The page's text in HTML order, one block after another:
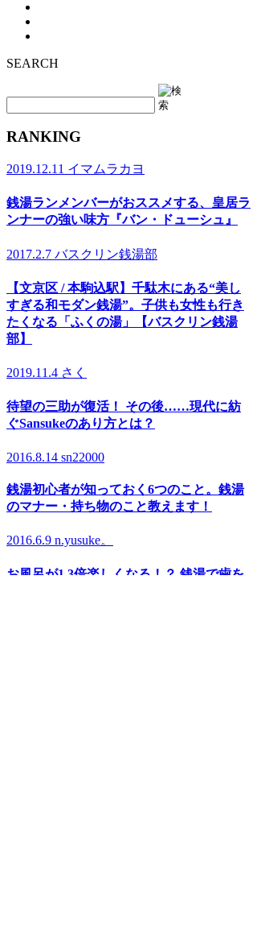
SEARCH
RANKING
2019.12.11 イマムラカヨ
銭湯ランメンバーがおススメする、皇居ラ
ンナーの強い味方『バン・ドューシュ』
2017.2.7 バスクリン銭湯部
【文京区 / 本駒込駅】千駄木にある“美し
すぎる和モダン銭湯”。子供も女性も行き
たくなる「ふくの湯」【バスクリン銭湯
部】
2019.11.4 さく
待望の三助が復活！ その後……現代に紡
ぐSansukeのあり方とは？
2016.8.14 sn22000
銭湯初心者が知っておく6つのこと。銭湯
のマナー・持ち物のこと教えます！
2016.6.9 n.yusuke。
お風呂が1.3倍楽しくなる！？ 銭湯で歯を